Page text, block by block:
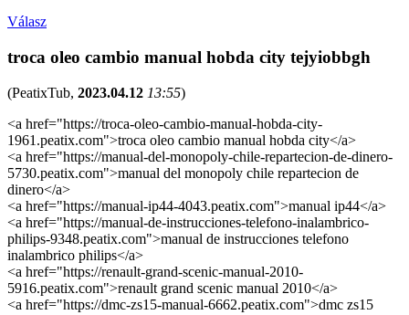
Válasz
troca oleo cambio manual hobda city tejyiobbgh
(PeatixTub, 2023.04.12 13:55)
<a href="https://troca-oleo-cambio-manual-hobda-city-
1961.peatix.com">troca oleo cambio manual hobda city</a>
<a href="https://manual-del-monopoly-chile-repartecion-de-dinero-
5730.peatix.com">manual del monopoly chile repartecion de
dinero</a>
<a href="https://manual-ip44-4043.peatix.com">manual ip44</a>
<a href="https://manual-de-instrucciones-telefono-inalambrico-
philips-9348.peatix.com">manual de instrucciones telefono
inalambrico philips</a>
<a href="https://renault-grand-scenic-manual-2010-
5916.peatix.com">renault grand scenic manual 2010</a>
<a href="https://dmc-zs15-manual-6662.peatix.com">dmc zs15